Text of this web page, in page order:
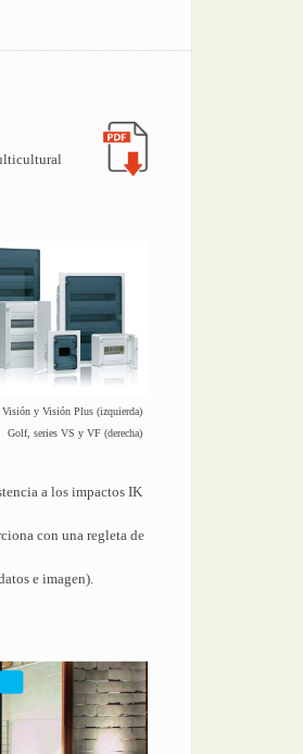
Visión y Visión Plus (izquierda)
Golf, series VS y VF (derecha)
a los impactos IK
con una regleta de
e imagen).